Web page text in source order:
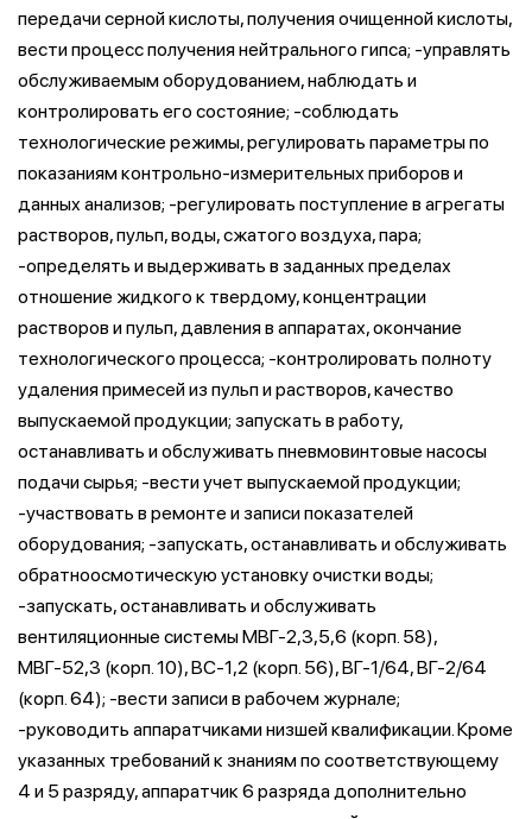
передачи серной кислоты, получения очищенной кислоты,
вести процесс получения нейтрального гипса; -управлять
обслуживаемым оборудованием, наблюдать и
контролировать его состояние; -соблюдать
технологические режимы, регулировать параметры по
показаниям контрольно-измерительных приборов и
данных анализов; -регулировать поступление в агрегаты
растворов, пульп, воды, сжатого воздуха, пара;
-определять и выдерживать в заданных пределах
отношение жидкого к твердому, концентрации
растворов и пульп, давления в аппаратах, окончание
технологического процесса; -контролировать полноту
удаления примесей из пульп и растворов, качество
выпускаемой продукции; запускать в работу,
останавливать и обслуживать пневмовинтовые насосы
подачи сырья; -вести учет выпускаемой продукции;
-участвовать в ремонте и записи показателей
оборудования; -запускать, останавливать и обслуживать
обратноосмотическую установку очистки воды;
-запускать, останавливать и обслуживать
вентиляционные системы МВГ-2,3,5,6 (корп. 58),
МВГ-52,3 (корп. 10), ВС-1,2 (корп. 56), ВГ-1/64, ВГ-2/64
(корп. 64); -вести записи в рабочем журнале;
-руководить аппаратчиками низшей квалификации. Кроме
указанных требований к знаниям по соответствующему
4 и 5 разряду, аппаратчик 6 разряда дополнительно